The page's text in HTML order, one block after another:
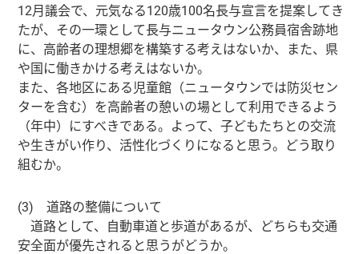
12月議会で、元気なる120歳100名長与宣言を提案してき
たが、その一環として長与ニュータウン公務員宿舎跡地
に、高齢者の理想郷を構築する考えはないか、また、県
や国に働きかける考えはないか。
また、各地区にある児童館（ニュータウンでは防災セン
ターを含む）を高齢者の憩いの場として利用できるよう
（年中）にすべきである。よって、子どもたちとの交流
や生きがい作り、活性化づくりになると思う。どう取り
組むか。
(3) 道路の整備について
道路として、自動車道と歩道があるが、どちらも交通
安全面が優先されると思うがどうか。